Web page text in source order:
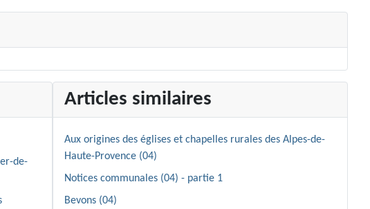
de-
Articles similaires
Aux origines des églises et chapelles rurales des Alpes-de-
Haute-Provence (04)
Notices communales (04) - partie 1
Bevons (04)